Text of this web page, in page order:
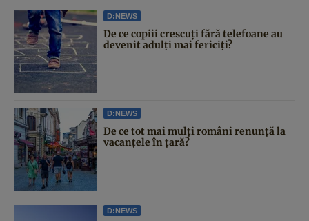
D:NEWS
De ce copiii crescuți fără telefoane au
devenit adulți mai fericiți?
D:NEWS
De ce tot mai mulți români renunță la
vacanțele în țară?
D:NEWS